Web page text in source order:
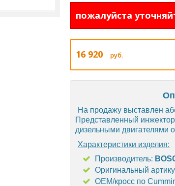
пожалуйста
16 920 руб.
На продажу выставлен
Представленный
дизельными двигателями
Характеристики изделия:
Производитель:
Оригинальный
OEM/кросс по